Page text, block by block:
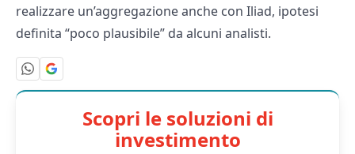
realizzare un’aggregazione anche con Iliad, ipotesi
definita “poco plausibile” da alcuni analisti.
Scopri le soluzioni di
investimento